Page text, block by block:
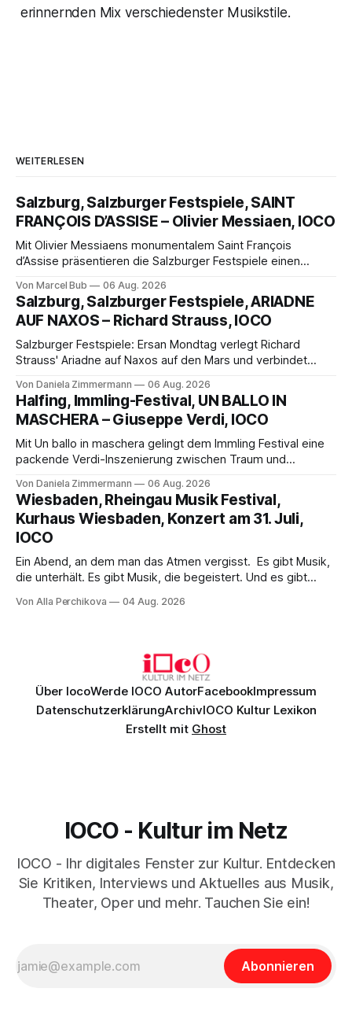
erinnernden Mix verschiedenster Musikstile.
WEITERLESEN
Salzburg, Salzburger Festspiele, SAINT
FRANÇOIS D’ASSISE – Olivier Messiaen, IOCO
Mit Olivier Messiaens monumentalem Saint François
d’Assise präsentieren die Salzburger Festspiele einen
eine bildgewaltige Inszenierung, Maxime Pascal entfaltet
die komplexe Partitur eindrucksvoll, Philippe Sly berührt als
Franziskus.
Von Marcel Bub 06 Aug. 2026
Salzburg, Salzburger Festspiele, ARIADNE
AUF NAXOS – Richard Strauss, IOCO
Salzburger Festspiele: Ersan Mondtag verlegt Richard
Strauss' Ariadne auf Naxos auf den Mars und verbindet
Aufführung mit starken Solisten und den Wiener
Philharmonikern, szenisch bleibt der zweite Akt jedoch
hinter den Erwartungen zurück.
Von Daniela Zimmermann 06 Aug. 2026
Halfing, Immling-Festival, UN BALLO IN
MASCHERA – Giuseppe Verdi, IOCO
Mit Un ballo in maschera gelingt dem Immling Festival eine
packende Verdi-Inszenierung zwischen Traum und
psychologische Tiefe mit starken Bildern, getragen von
einem spielfreudigen Ensemble und einer musikalisch
überzeugenden Gesamtleistung.
Von Daniela Zimmermann 06 Aug. 2026
Wiesbaden, Rheingau Musik Festival,
Kurhaus Wiesbaden, Konzert am 31. Juli,
IOCO
Ein Abend, an dem man das Atmen vergisst. Es gibt Musik,
die unterhält. Es gibt Musik, die begeistert. Und es gibt
Genau so war der Abend im Kurhaus Wiesbaden, an dem
Von Alla Perchikova 04 Aug. 2026
Über IocoWerde IOCO AutorFacebookImpressum
DatenschutzerklärungArchivIOCO Kultur Lexikon
Erstellt mit Ghost
IOCO - Kultur im Netz
IOCO - Ihr digitales Fenster zur Kultur. Entdecken
Sie Kritiken, Interviews und Aktuelles aus Musik,
Theater, Oper und mehr. Tauchen Sie ein!
Abonnieren